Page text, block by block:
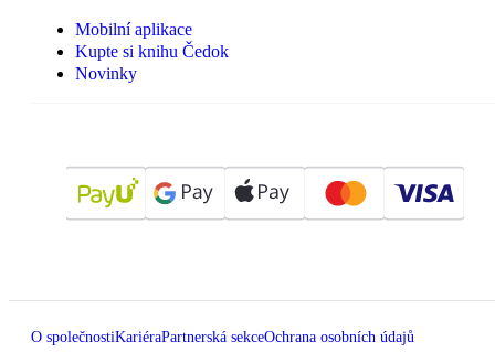
Mobilní aplikace
Kupte si knihu Čedok
Novinky
O společnostiKariéraPartnerská sekceOchrana osobních údajů